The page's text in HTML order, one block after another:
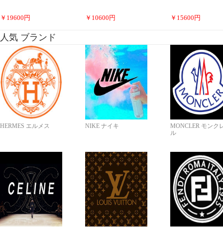
￥ 19600 円 ￥ 10600 円 ￥ 15600 円
人気 ブランド
HERMES エルメス NIKE ナイキ
MONCLER モンク
ル